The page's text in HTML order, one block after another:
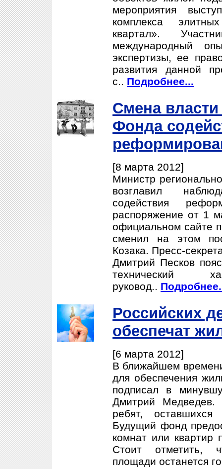
мероприятия
комплекса
квартал».
международный
экспертизы, ее
развития данной
с.. Подробнее...
Смена
Фонда
[8 марта 2012]
Министр
возглавил
содействия
распоряжение от 1
официальном сайте
сменил на этом
Козака. Пресс-
Дмитрий Песков
технический
руковод..
Российских
обеспечат
[6 марта 2012]
В ближайшем
для обеспечения
подписал в
Дмитрий Медведев.
ребят,
Будущий фонд
комнат или квартир
Стоит отметить,
площади останется